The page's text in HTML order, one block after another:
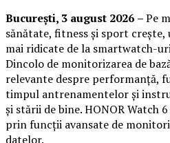
București, 3 august 2026 –Pe
sănătate, fitness și sport
mai ridicate de la smartwatch-
Dincolo de monitorizarea de
relevante despre performanță,
timpul antrenamentelor și
și stării de bine. HONOR Watch
prin funcții avansate de
datelor.